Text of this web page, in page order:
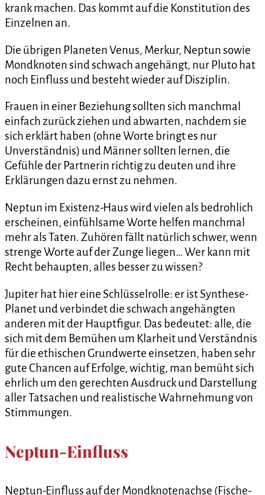
krank machen. Das kommt auf die Konstitution des
Einzelnen an.
Die übrigen Planeten Venus, Merkur, Neptun sowie
Mondknoten sind schwach angehängt, nur Pluto hat
noch Einfluss und besteht wieder auf Disziplin.
Frauen in einer Beziehung sollten sich manchmal
einfach zurück ziehen und abwarten, nachdem sie
sich erklärt haben (ohne Worte bringt es nur
Unverständnis) und Männer sollten lernen, die
Gefühle der Partnerin richtig zu deuten und ihre
Erklärungen dazu ernst zu nehmen.
Neptun im Existenz-Haus wird vielen als bedrohlich
erscheinen, einfühlsame Worte helfen manchmal
mehr als Taten. Zuhören fällt natürlich schwer, wenn
strenge Worte auf der Zunge liegen… Wer kann mit
Recht behaupten, alles besser zu wissen?
Jupiter hat hier eine Schlüsselrolle: er ist Synthese-
Planet und verbindet die schwach angehängten
anderen mit der Hauptfigur. Das bedeutet: alle, die
sich mit dem Bemühen um Klarheit und Verständnis
für die ethischen Grundwerte einsetzen, haben sehr
gute Chancen auf Erfolge, wichtig, man bemüht sich
ehrlich um den gerechten Ausdruck und Darstellung
aller Tatsachen und realistische Wahrnehmung von
Stimmungen.
Neptun-Einfluss
Neptun-Einfluss auf der Mondknotenachse (Fische-